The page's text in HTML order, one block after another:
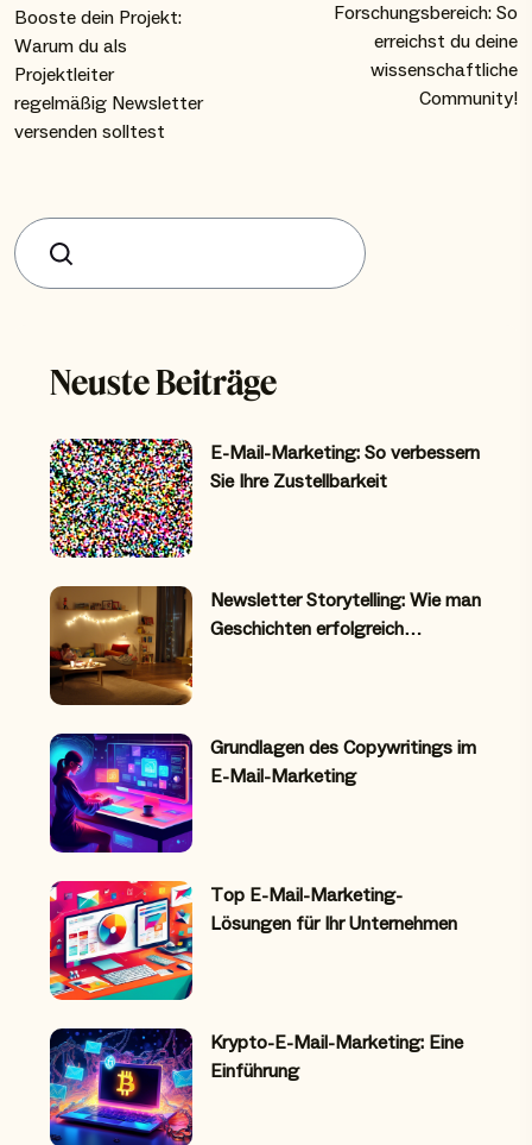
Booste dein Projekt:
Warum du als
Projektleiter
regelmäßig Newsletter
versenden solltest
Forschungsbereich: So
erreichst du deine
wissenschaftliche
Community!
Suchen
Neuste Beiträge
E-Mail-Marketing: So verbessern
Sie Ihre Zustellbarkeit
Newsletter Storytelling: Wie man
Geschichten erfolgreich…
Grundlagen des Copywritings im
E-Mail-Marketing
Top E-Mail-Marketing-
Lösungen für Ihr Unternehmen
Krypto-E-Mail-Marketing: Eine
Einführung